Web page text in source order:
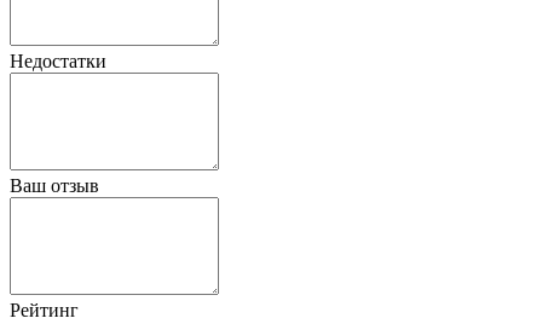
Недостатки
Ваш отзыв
Рейтинг